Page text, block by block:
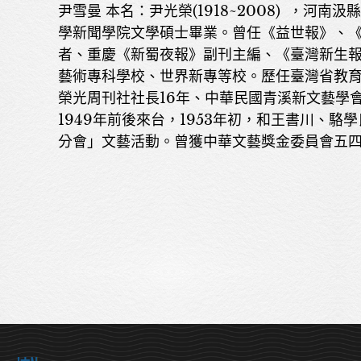
尹雪曼 本名：尹光榮(1918~2008) ，河南汲
學新聞學院文學碩士畢業。曾任《益世報》、
者、重慶《新蜀夜報》副刊主編、《臺灣新生
藝術專科學校、世界新專等校。歷任臺灣省教
榮光周刊社社長16年、中華民國青溪新文藝學
1949年前後來台，1953年初，和王書川、駱
分會」文藝活動。曾獲中華文藝獎金委員會五